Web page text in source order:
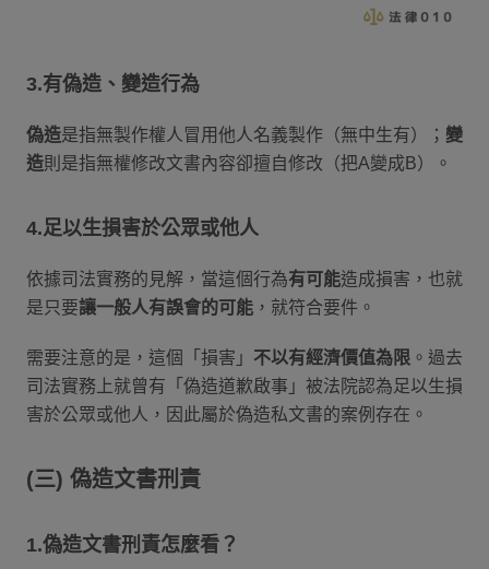
3.有偽造、變造行為
偽造是指無製作權人冒用他人名義製作（無中生有）； 變
造則是指無權修改文書內容卻擅自修改（把A變成B）。
4.足以生損害於公眾或他人
依據司法實務的見解，當這個行為有可能造成損害，也就
是只要讓一般人有誤會的可能 ，就符合要件。
需要注意的是，這個「損害」 不以有經濟價值為限 。過去
司法實務上就曾有「偽造道歉啟事」被法院認為足以生損
害於公眾或他人，因此屬於偽造私文書的案例存在。
(三) 偽造文書刑責
1.偽造文書刑責怎麼看？